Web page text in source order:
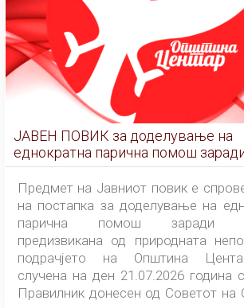
ЈАВЕН ПОВИК за доделување на
еднократна парична помош
штетата предизвикана од природната
непогода на подрачјето на
Центар-Скопје случена на ден 21.07.2026
година
Предмет на Јавниот повик е
на постапка за доделување на
парична помош заради
предизвикана од природната
подрачјето на Општина Центар-
случена на ден 21.07.2026 година
Правилник донесен од Советот на